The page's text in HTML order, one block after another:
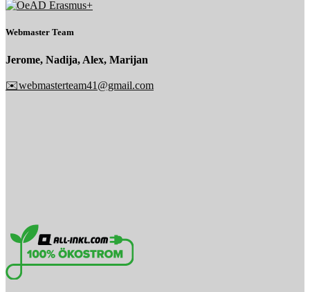
Webmaster Team
Jerome, Nadija, Alex, Marijan
✉️webmasterteam41@gmail.com